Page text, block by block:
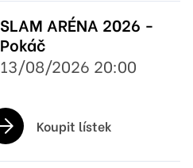
SLAM ARÉNA 2026 -
Pokáč
13/08/2026 20:00
Koupit lístek